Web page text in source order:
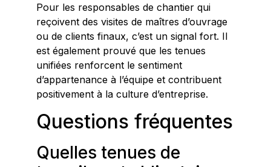
Pour les responsables de chantier qui
reçoivent des visites de maîtres d’ouvrage
ou de clients finaux, c’est un signal fort. Il
est également prouvé que les tenues
unifiées renforcent le sentiment
d’appartenance à l’équipe et contribuent
positivement à la culture d’entreprise.
Questions fréquentes
Quelles tenues de